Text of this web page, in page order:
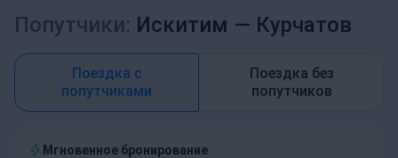
Попутчики: Искитим — Курчатов
Поездка с
попутчиками
Поездка без
попутчиков
Мгновенное бронирование